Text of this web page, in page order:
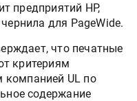
предприятий HP,
для PageWide.
что печатные
критериям
компанией UL по
содержание